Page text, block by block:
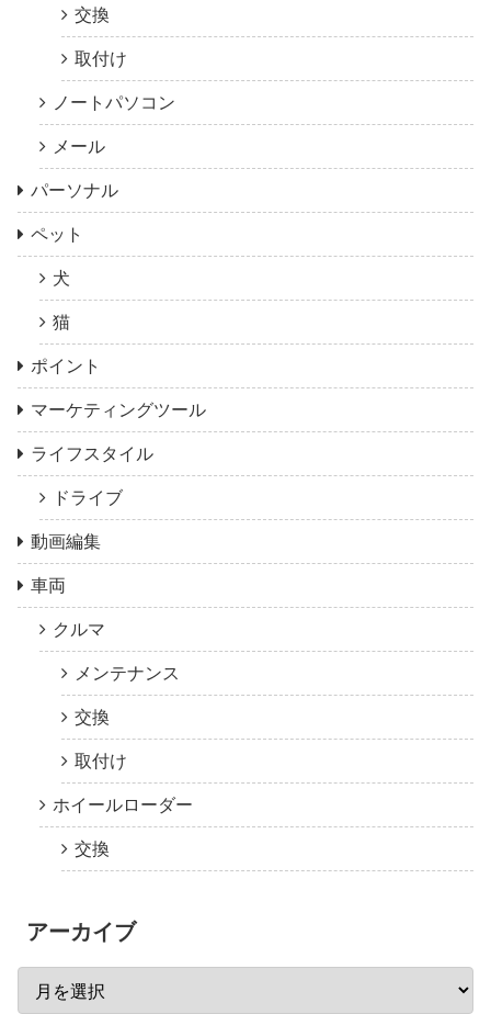
交換
取付け
ノートパソコン
メール
パーソナル
ペット
犬
猫
ポイント
マーケティングツール
ライフスタイル
ドライブ
動画編集
車両
クルマ
メンテナンス
交換
取付け
ホイールローダー
交換
アーカイブ